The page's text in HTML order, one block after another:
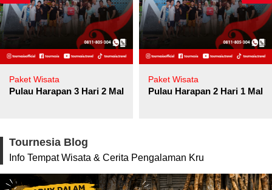
Paket Wisata
Pulau Harapan 3 Hari 2 Malam
Paket Wisata
Pulau Harapan 2 Hari 1
Tournesia Blog
Info Tempat Wisata & Cerita Pengalaman Kru